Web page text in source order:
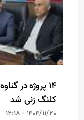
۱۴ پروژه در
کلنگ زنی شد
1404/11/20 - 12:18